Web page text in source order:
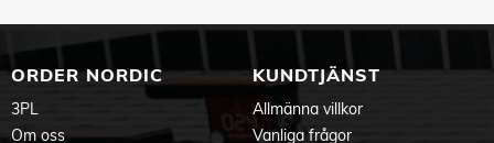
ORDER NORDIC
3PL
Om oss
KUNDTJÄNST
Allmänna villkor
Vanliga frågor